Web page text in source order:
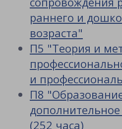
раннего и
возраста"
П5 "Теория и
и
П8
(252 часа)